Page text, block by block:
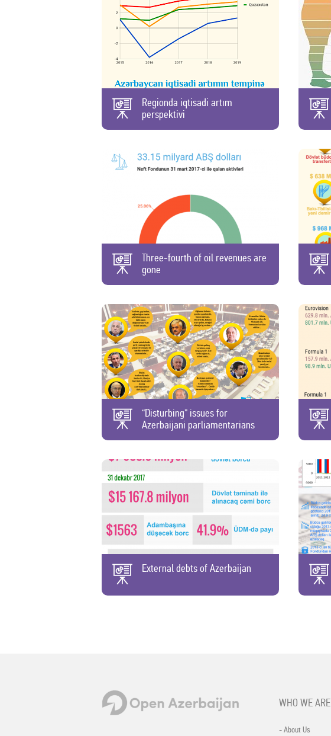
Regionda iqtisadi artım
perspektivi
Three-fourth of oil revenues are
gone
“Disturbing” issues for
Azerbaijani parliamentarians
External debts of Azerbaijan
WHO WE ARE
- About Us